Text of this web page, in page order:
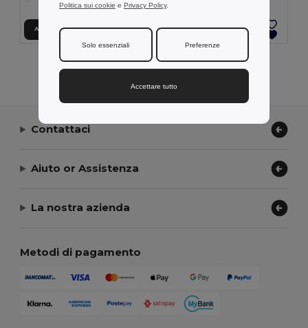
Aggiungi al carrello Aggiungi al carrello
Visualizzazione Di Tutti I Prodotti.
Contattaci
Aiuto or Assistenza
La nostra azienda
Metodi di pagamento
Politica sui cookie e Privacy Policy.
Solo essenziali Preferenze
Accettare tutto